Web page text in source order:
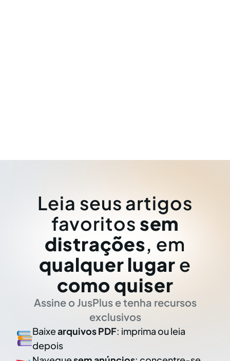
Leia seus artigos
favoritos sem
distrações, em
qualquer lugar e
como quiser
Assine o JusPlus e tenha recursos
exclusivos
Baixearquivos PDF: imprima ou leia
depois